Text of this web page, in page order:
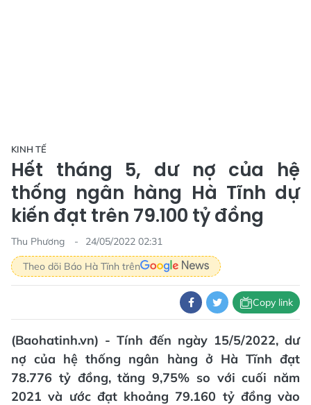
KINH TẾ
Hết tháng 5, dư nợ của hệ
thống ngân hàng Hà Tĩnh dự
kiến đạt trên 79.100 tỷ đồng
Thu Phương
24/05/2022 02:31
Theo dõi Báo Hà Tĩnh trên
Copy link
(Baohatinh.vn) - Tính đến ngày 15/5/2022, dư
nợ của hệ thống ngân hàng ở Hà Tĩnh đạt
78.776 tỷ đồng, tăng 9,75% so với cuối năm
2021 và ước đạt khoảng 79.160 tỷ đồng vào